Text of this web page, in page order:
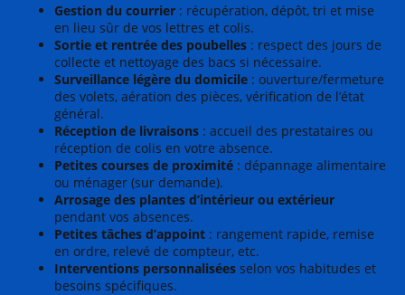
Gestion du courrier : récupération, dépôt, tri et mise
en lieu sûr de vos lettres et colis.
Sortie et rentrée des poubelles : respect des jours de
collecte et nettoyage des bacs si nécessaire.
Surveillance légère du domicile : ouverture/fermeture
des volets, aération des pièces, vérification de l’état
général.
Réception de livraisons : accueil des prestataires ou
réception de colis en votre absence.
Petites courses de proximité : dépannage alimentaire
ou ménager (sur demande).
Arrosage des plantes d’intérieur ou extérieur
pendant vos absences.
Petites tâches d’appoint : rangement rapide, remise
en ordre, relevé de compteur, etc.
Interventions personnalisées selon vos habitudes et
besoins spécifiques.